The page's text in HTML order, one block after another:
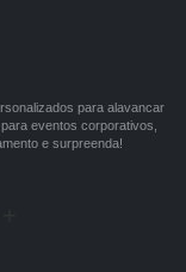
para alavancar
eventos corporativos,
e surpreenda!